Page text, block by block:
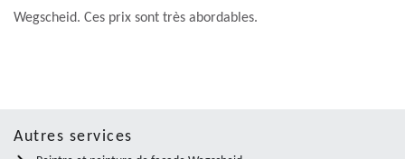
Wegscheid. Ces prix sont très abordables.
Autres services